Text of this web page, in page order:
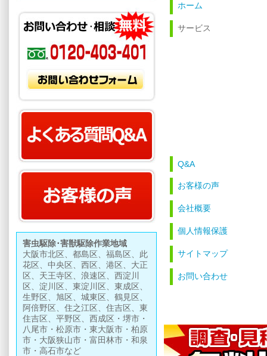
害虫駆除･害獣駆除作業地域
大阪市北区、都島区、福島区、此
花区、中央区、西区、港区、大正
区、天王寺区、浪速区、西淀川
区、淀川区、東淀川区、東成区、
生野区、旭区、城東区、鶴見区、
阿倍野区、住之江区、住吉区、東
住吉区、平野区、西成区・堺市・
八尾市・松原市・東大阪市・柏原
市・大阪狭山市・富田林市・和泉
市・高石市など
ホーム
サービス
Q&A
お客様の声
会社概要
個人情報保護
サイトマップ
お問い合わせ